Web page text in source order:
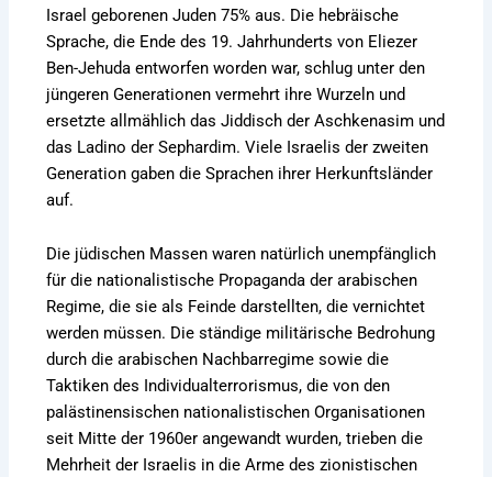
Israel geborenen Juden 75% aus. Die hebräische
Sprache, die Ende des 19. Jahrhunderts von Eliezer
Ben-Jehuda entworfen worden war, schlug unter den
jüngeren Generationen vermehrt ihre Wurzeln und
ersetzte allmählich das Jiddisch der Aschkenasim und
das Ladino der Sephardim. Viele Israelis der zweiten
Generation gaben die Sprachen ihrer Herkunftsländer
auf.
Die jüdischen Massen waren natürlich unempfänglich
für die nationalistische Propaganda der arabischen
Regime, die sie als Feinde darstellten, die vernichtet
werden müssen. Die ständige militärische Bedrohung
durch die arabischen Nachbarregime sowie die
Taktiken des Individualterrorismus, die von den
palästinensischen nationalistischen Organisationen
seit Mitte der 1960er angewandt wurden, trieben die
Mehrheit der Israelis in die Arme des zionistischen